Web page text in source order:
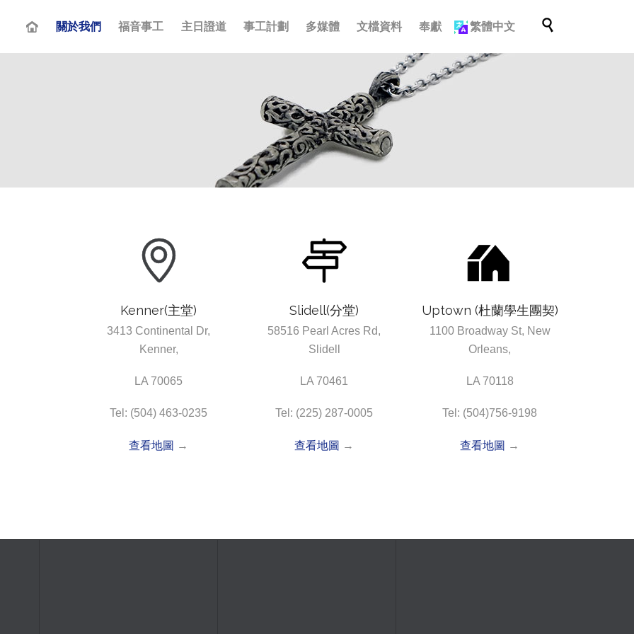
至
關於我們 福音事工 主日證道 事工計劃 多媒體 文檔資料 奉獻 繁體中文 

Kenner(主堂)
3413 Continental Dr,
Kenner,
LA 70065
Tel: (504) 463-0235
查看地圖 →

Slidell(分堂)
58516 Pearl Acres Rd,
Slidell
LA 70461
Tel: (225) 287-0005
查看地圖 →

Uptown (杜蘭學生團契)
1100 Broadway St, New
Orleans,
LA 70118
Tel: (504)756-9198
查看地圖 →